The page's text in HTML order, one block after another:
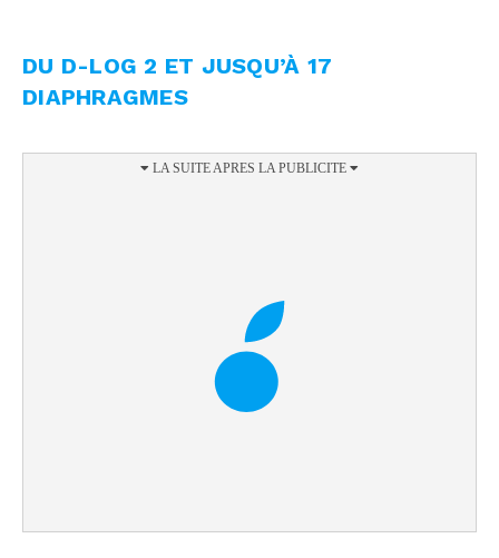
DU D-LOG 2 ET JUSQU’À 17
DIAPHRAGMES